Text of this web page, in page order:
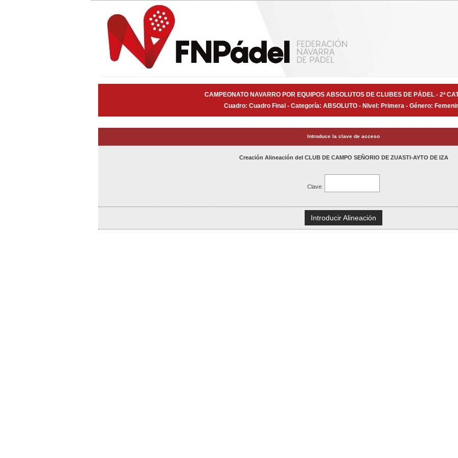
CAMPEONATO NAVARRO POR EQUIPOS ABSOLUTOS DE CLUBES DE PÁDEL - 2ª
Cuadro: Cuadro Final - Categoría: ABSOLUTO - NIvel: Primera - Género:
Introduce la clave de acceso
Creación Alineación del CLUB DE CAMPO SEÑORIO DE ZUASTI-AYTO DE IZA
Clave:
Introducir Alineación